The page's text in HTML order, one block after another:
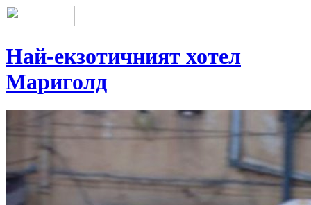
Най-екзотичният хотел
Мариголд